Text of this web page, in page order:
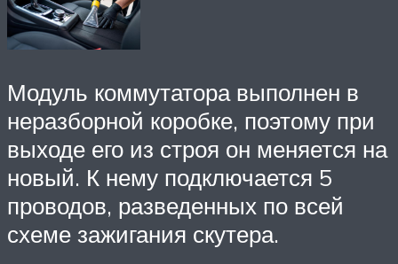
Модуль коммутатора выполнен в
неразборной коробке, поэтому при
выходе его из строя он меняется на
новый. К нему подключается 5
проводов, разведенных по всей
схеме зажигания скутера.